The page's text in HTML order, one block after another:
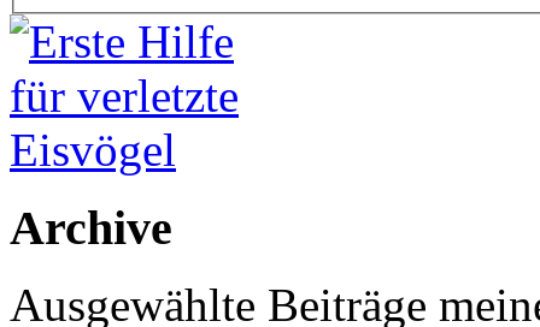
Archive
Ausgewählte Beiträge